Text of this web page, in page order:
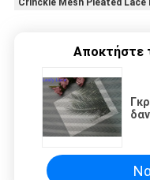
Crinckle Mesh Pleated Lace
Αποκτήστε